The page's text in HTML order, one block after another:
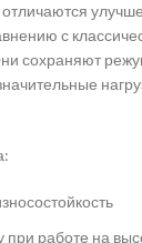
с
сохраняют
при работе на